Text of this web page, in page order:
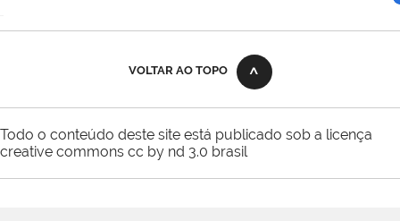
VOLTAR AO TOPO
Todo o conteúdo deste site está publicado sob a licença
creative commons cc by nd 3.0 brasil